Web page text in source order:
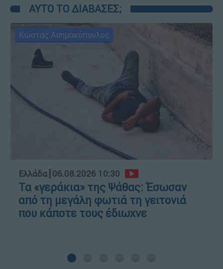
ΑΥΤΟ ΤΟ ΔΙΑΒΑΣΕΣ;
Κώστας Ασημακόπουλος
Ελλάδα┋06.08.2026 10:30
Τα «γεράκια» της Ψάθας: Έσωσαν
από τη μεγάλη φωτιά τη γειτονιά
που κάποτε τους έδιωχνε